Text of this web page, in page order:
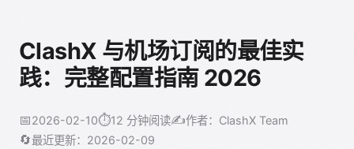
ClashX 与机场订阅的最佳实
践：完整配置指南 2026
📅2026-02-10⏱️12 分钟阅读✍️作者：ClashX Team
🔄最近更新：2026-02-09